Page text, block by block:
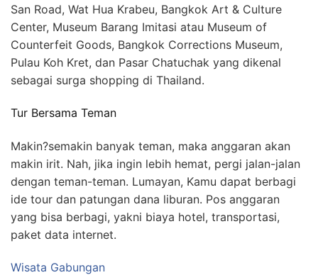
San Road, Wat Hua Krabeu, Bangkok Art & Culture
Center, Museum Barang Imitasi atau Museum of
Counterfeit Goods, Bangkok Corrections Museum,
Pulau Koh Kret, dan Pasar Chatuchak yang dikenal
sebagai surga shopping di Thailand.
Tur Bersama Teman
Makin?semakin banyak teman, maka anggaran akan
makin irit. Nah, jika ingin lebih hemat, pergi jalan-jalan
dengan teman-teman. Lumayan, Kamu dapat berbagi
ide tour dan patungan dana liburan. Pos anggaran
yang bisa berbagi, yakni biaya hotel, transportasi,
paket data internet.
Wisata Gabungan